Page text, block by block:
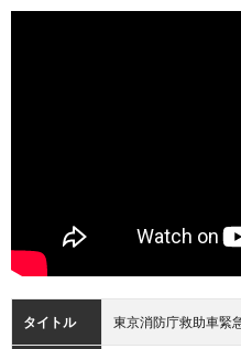
タイトル 東京消防庁救助車緊